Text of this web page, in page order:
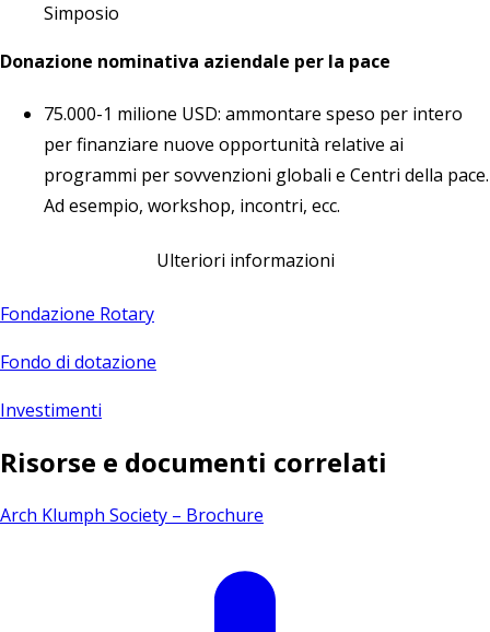
Simposio
Donazione nominativa aziendale per la pace
75.000-1 milione USD: ammontare speso per intero
per finanziare nuove opportunità relative ai
programmi per sovvenzioni globali e Centri della pace.
Ad esempio, workshop, incontri, ecc.
Ulteriori informazioni
Fondazione Rotary
Fondo di dotazione
Investimenti
Risorse e documenti correlati
Arch Klumph Society – Brochure